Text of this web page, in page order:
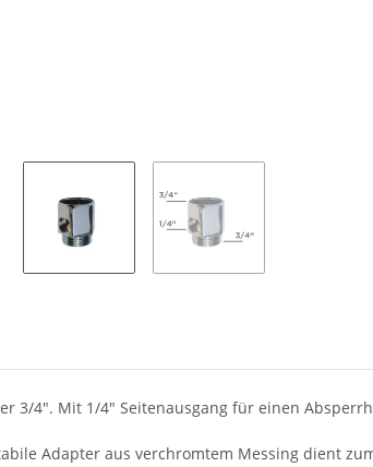
3/4". Mit 1/4" Seitenausgang für einen
Adapter aus verchromtem Messing dient